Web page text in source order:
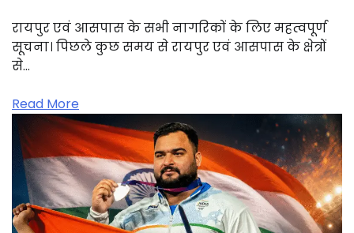
रायपुर एवं आसपास के सभी नागरिकों के लिए महत्वपूर्ण
सूचना। पिछले कुछ समय से रायपुर एवं आसपास के क्षेत्रों
से…
Read More